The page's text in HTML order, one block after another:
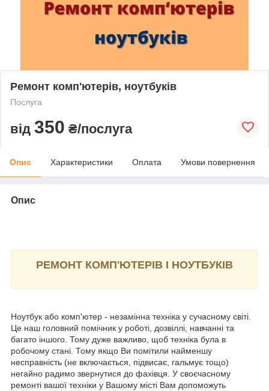
Ремонт комп'ютерів, ноутбуків
Послуга
від 350 ₴/послуга
Опис Характеристики Оплата Умови повернення
Опис
РЕМОНТ КОМП'ЮТЕРІВ І НОУТБУКІВ
Ноутбук або комп'ютер - незамінна техніка у сучасному світі.
Це наш головний помічник у роботі, дозвіллі, навчанні та
багато іншого. Тому дуже важливо, щоб техніка була в
робочому стані. Тому якщо Ви помітили найменшу
несправність (не включається, підвисає, гальмує тощо)
негайно радимо звернутися до фахівця. У своєчасному
ремонті вашої техніки у Вашому місті Вам допоможуть